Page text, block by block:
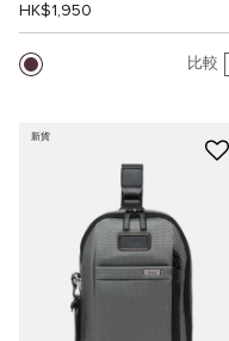
HK$1,950
比較
新貨